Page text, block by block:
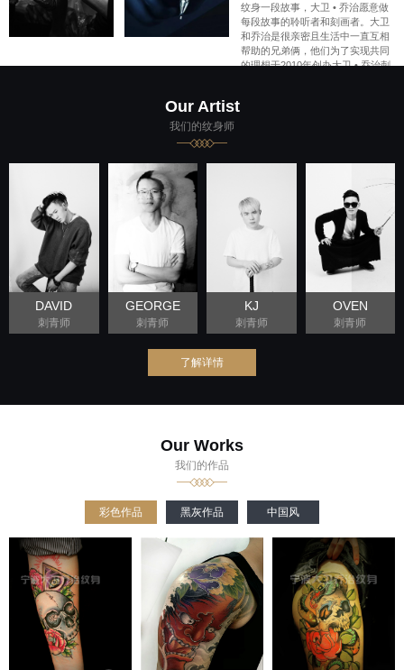
纹身一段故事，大卫 • 乔治愿意做
每段故事的聆听者和刻画者。大卫
和乔治是很亲密且生活中一直互相
帮助的兄弟俩，他们为了实现共同
的理想于2010年创办大卫 • 乔治刺
Our Artist
我们的纹身师
DAVID
刺青师
GEORGE
刺青师
KJ
刺青师
OVEN
刺青师
了解详情
Our Works
我们的作品
彩色作品 黑灰作品 中国风